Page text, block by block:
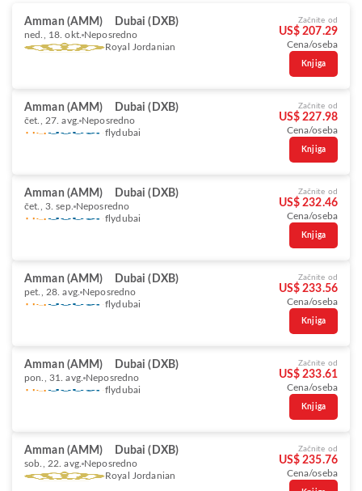
Amman (AMM) Dubai (DXB)
ned., 18. okt. Neposredno
Royal Jordanian
Začnite od
US$ 207.29
Cena/oseba
Knjiga
Amman (AMM) Dubai (DXB)
čet., 27. avg. Neposredno
flydubai
Začnite od
US$ 227.98
Cena/oseba
Knjiga
Amman (AMM) Dubai (DXB)
čet., 3. sep. Neposredno
flydubai
Začnite od
US$ 232.46
Cena/oseba
Knjiga
Amman (AMM) Dubai (DXB)
pet., 28. avg. Neposredno
flydubai
Začnite od
US$ 233.56
Cena/oseba
Knjiga
Amman (AMM) Dubai (DXB)
pon., 31. avg. Neposredno
flydubai
Začnite od
US$ 233.61
Cena/oseba
Knjiga
Amman (AMM) Dubai (DXB)
sob., 22. avg. Neposredno
Royal Jordanian
Začnite od
US$ 235.76
Cena/oseba